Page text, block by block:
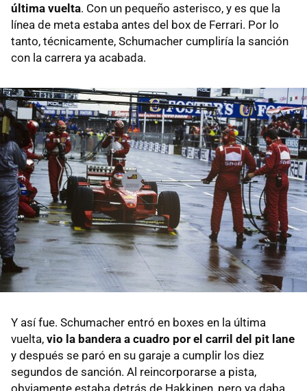
última vuelta. Con un pequeño asterisco, y es que la
línea de meta estaba antes del box de Ferrari. Por lo
tanto, técnicamente, Schumacher cumpliría la sanción
con la carrera ya acabada.
Y así fue. Schumacher entró en boxes en la última
vuelta, vio la bandera a cuadro por el carril del pit lane
y después se paró en su garaje a cumplir los diez
segundos de sanción. Al reincorporarse a pista,